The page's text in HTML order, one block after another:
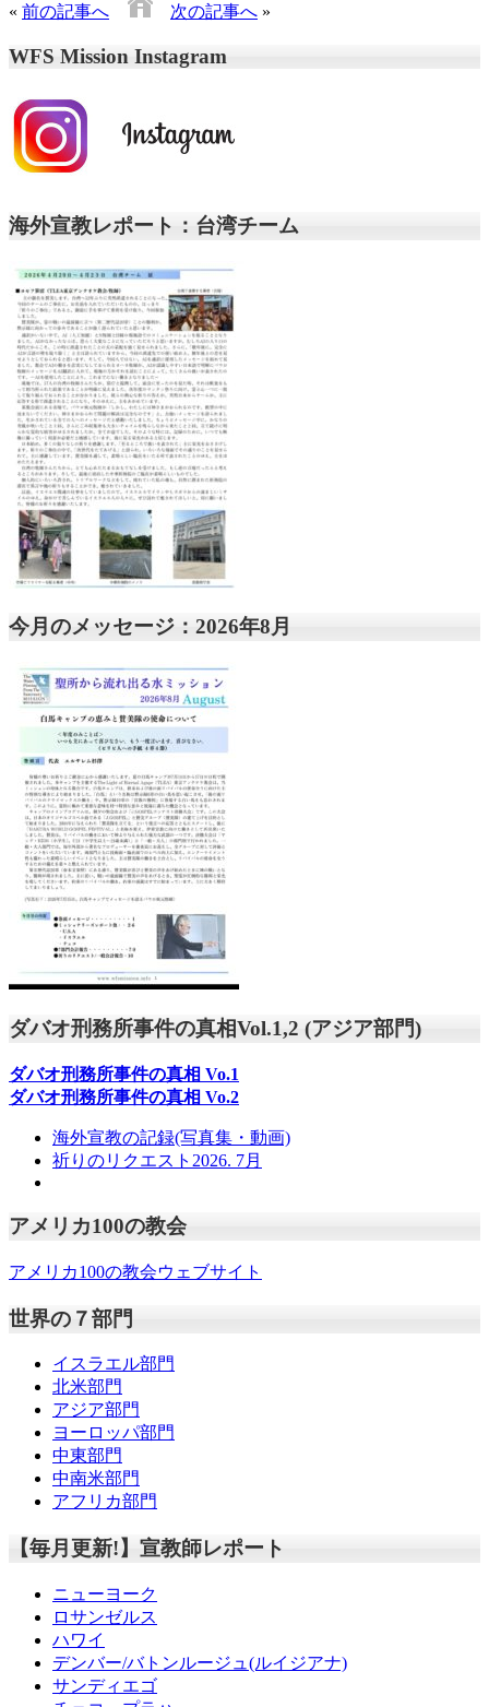
« 前の記事へ 次の記事へ »
WFS Mission Instagram
海外宣教レポート：台湾チーム
今月のメッセージ：2026年8月
ダバオ刑務所事件の真相Vol.1,2 (アジア部門)
ダバオ刑務所事件の真相 Vo.1
ダバオ刑務所事件の真相 Vo.2
海外宣教の記録(写真集・動画)
祈りのリクエスト2026. 7月
アメリカ100の教会
アメリカ100の教会ウェブサイト
世界の７部門
イスラエル部門
北米部門
アジア部門
ヨーロッパ部門
中東部門
中南米部門
アフリカ部門
【毎月更新!】宣教師レポート
ニューヨーク
ロサンゼルス
ハワイ
デンバー/バトンルージュ(ルイジアナ)
サンディエゴ